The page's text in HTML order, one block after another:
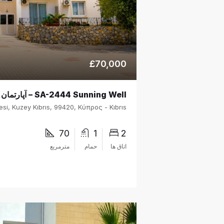
£70,000
2
اتاق ها
1
حمام
70
مترمربع